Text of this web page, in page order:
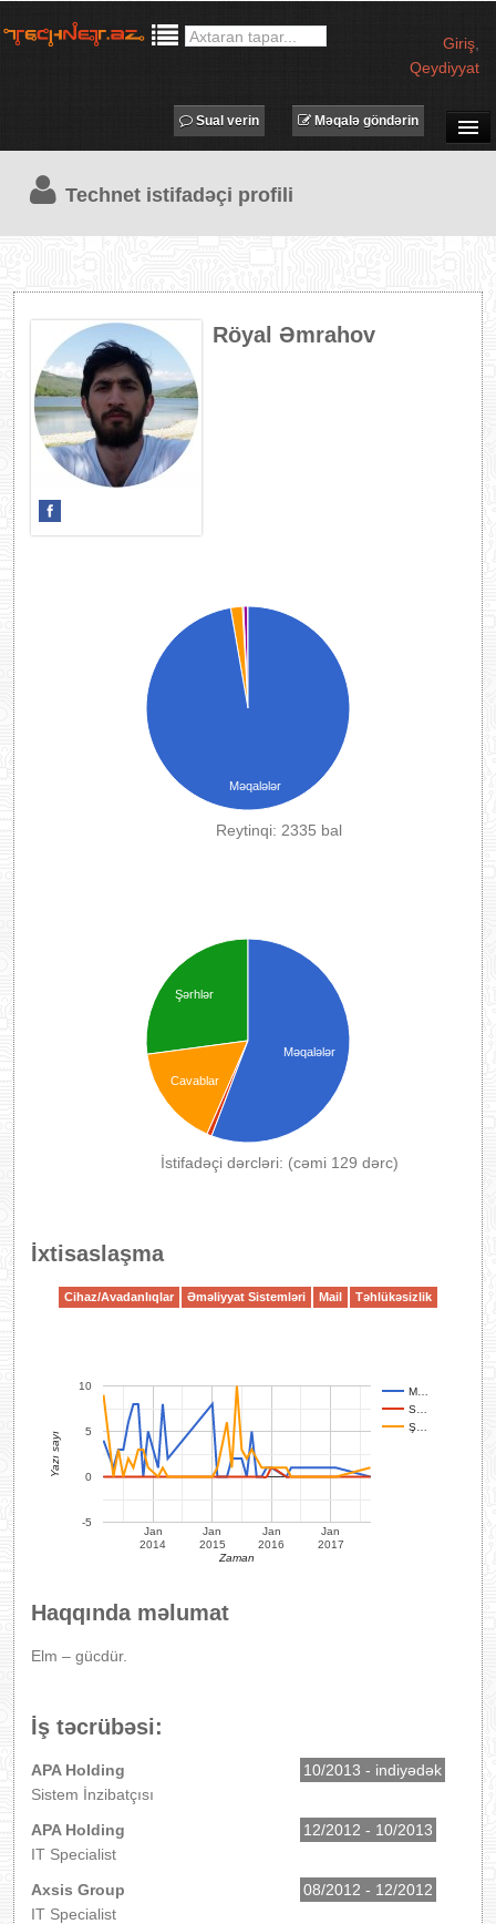
Giriş
Qeydiyyat
TECHNET TV
MƏQALƏLƏR
PROQRAMLAR
Məqalə göndərin
Sual verin
Technet istifadəçi profili
Röyal Əmrahov
Məqalələr
Reytinqi: 2335 bal
Şərhlər
Cavablar
Məqalələr
İstifadəçi dərcləri: (cəmi 129 dərc)
İxtisaslaşma
Cihaz/Avadanlıqlar Əməliyyat Sistemləri Mail Təhlükəsizlik
M…
S…
Ş…
Jan
2014
Jan
2015
Jan
2016
Jan
2017
-5
0
5
10
Zaman
Yazı sayı
Haqqında məlumat
Elm – gücdür.
İş təcrübəsi:
APA Holding
Sistem İnzibatçısı
10/2013 - indiyədək
APA Holding
IT Specialist
12/2012 - 10/2013
Axsis Group
IT Specialist
08/2012 - 12/2012